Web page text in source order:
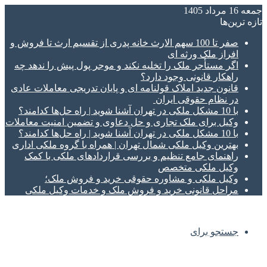
جمعه 16 مرداد 1405
تازه‌ ترین‌ها
صفر تا 100 سهم الارث خانه پدری از تقسیم ارث تا فروش و
افراز ملک ورثه ای
اگر مستأجر ملک را تخلیه نکند و موجر پول پیش را ندهد چه
راهکار قانونی وجود دارد؟
قانون جدید املاک قولنامه ای و پایان تدریجی معاملات عادی
در نظام حقوقی ایران
با 10 مشکل ملکی در تهران آشنا شوید | راه حل‌ها کدامند؟
وکیل برای ملک تجاری و حل دعاوی و تضمین امنیت معاملات
با 10 مشکل ملکی در تهران آشنا شوید | راه حل‌ها کدامند؟
بهترین وکیل ملکی شمال تهران | همراه با گروه ملکی اداری
راهنمای جامع تنظیم و بررسی قراردادهای ملکی با کمک
وکیل ملکی متخصص
وکیل ملکی و مشاوره حقوقی خرید و فروش ملک؛
مراحل قانونی خرید و فروش ملک و خدمات وکیل ملکی
جستجو برای